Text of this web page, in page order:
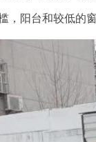
，阳台和较低的